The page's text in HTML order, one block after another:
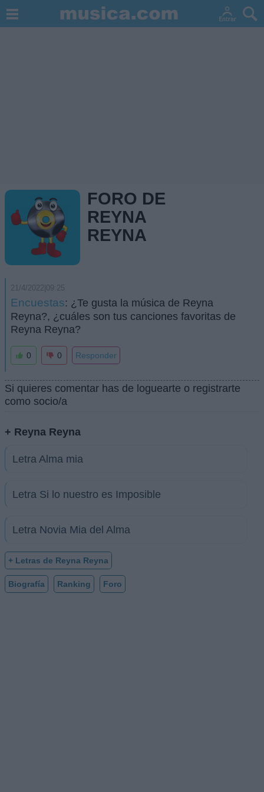
FORO DE
REYNA
REYNA
21/4/2022|09:25
Encuestas: ¿Te gusta la música de Reyna
Reyna?, ¿cuáles son tus canciones favoritas de
Reyna Reyna?
0 0 Responder
Si quieres comentar has de loguearte o registrarte
como socio/a
+ Reyna Reyna
Letra Alma mia
Letra Si lo nuestro es Imposible
Letra Novia Mia del Alma
+ Letras de Reyna Reyna
Biografía Ranking Foro